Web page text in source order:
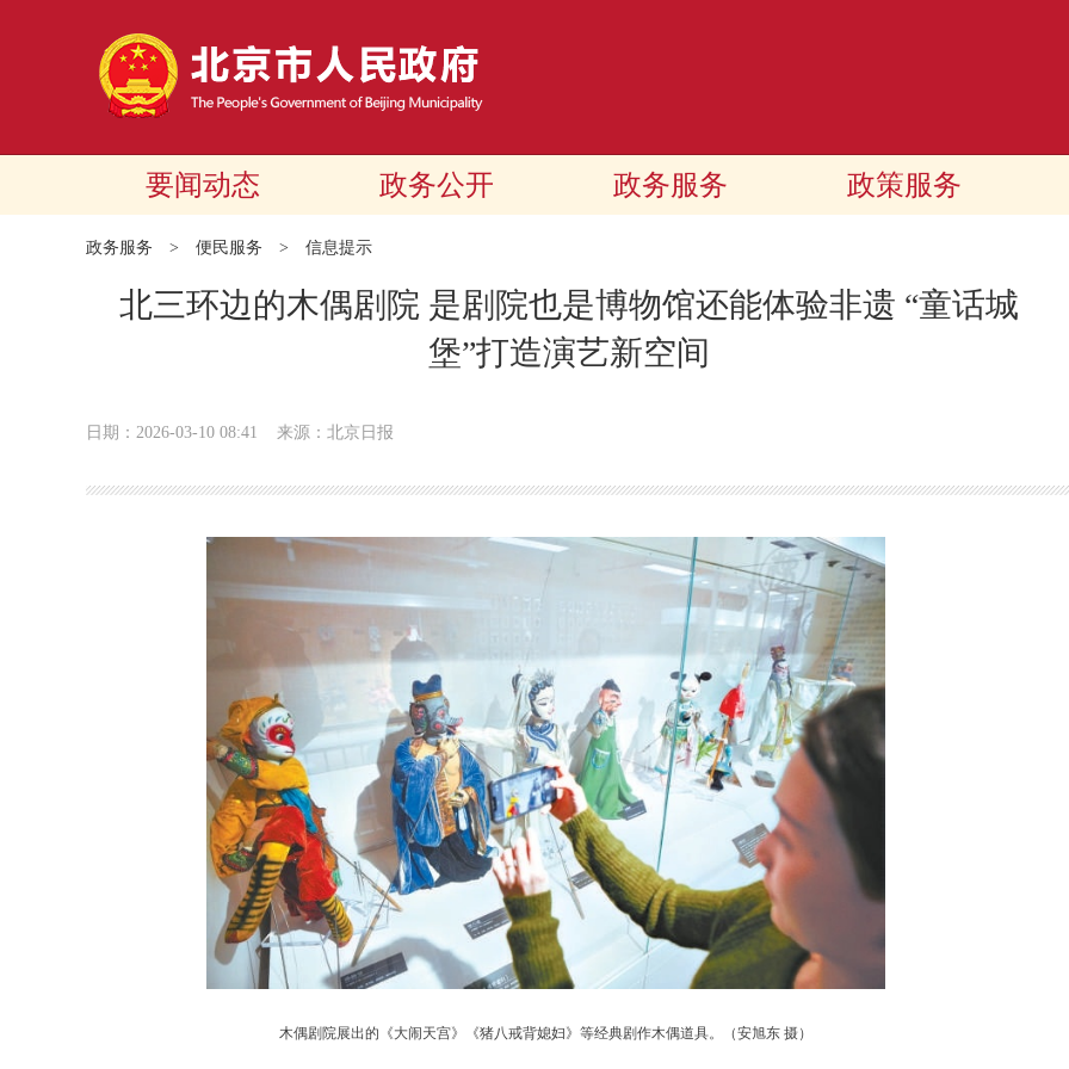
要闻动态 政务公开 政务服务 政策服务
政务服务 > 便民服务 > 信息提示
北三环边的木偶剧院 是剧院也是博物馆还能体验非遗 “童话城
堡”打造演艺新空间
日期：2026-03-10 08:41 来源：北京日报
木偶剧院展出的《大闹天宫》《猪八戒背媳妇》等经典剧作木偶道具。（安旭东 摄）